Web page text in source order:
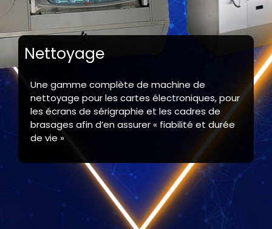
Nettoyage
Une gamme complète de machine de
nettoyage pour les cartes électroniques, pour
les écrans de sérigraphie et les cadres de
brasages afin d’en assurer « fiabilité et durée
de vie »